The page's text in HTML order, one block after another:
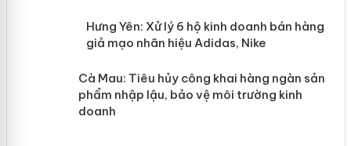
Hưng Yên: Xử lý 6 hộ kinh doanh bán
hàng giả mạo nhãn hiệu Adidas, Nike